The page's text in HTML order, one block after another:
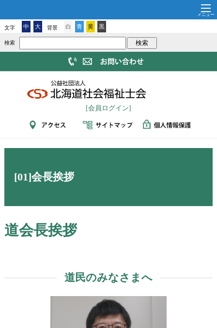
文字 中 大 背景 白 青 黄 黒
検索
[会員ログイン]
[01]会長挨拶
道会長挨拶
道民のみなさまへ